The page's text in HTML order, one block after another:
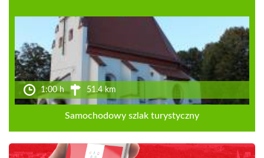
1:00 h 51.4 km
Samochodowy szlak turystyczny